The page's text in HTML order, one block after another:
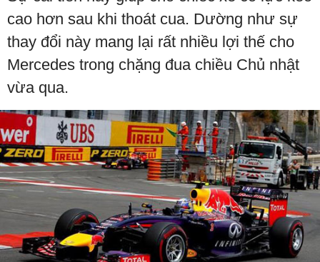
cao hơn sau khi thoát cua. Dường như sự
thay đổi này mang lại rất nhiều lợi thế cho
Mercedes trong chặng đua chiều Chủ nhật
vừa qua.